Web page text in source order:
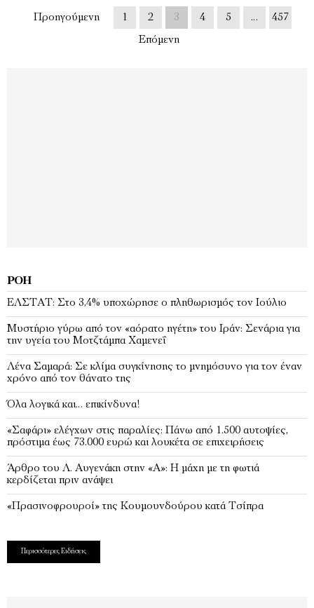
Προηγούμενη 1 2 3 4 5 …
457
Επόμενη
ΡΟΉ
EΛΣΤΑΤ: Στο 3,4% υποχώρησε ο πληθωρισμός τον Ιούλιο
Μυστήριο γύρω από τον «αόρατο ηγέτη» του Ιράν: Σενάρια για
την υγεία του Μοτζτάμπα Χαμενεΐ
Λένα Σαμαρά: Σε κλίμα συγκίνησης το μνημόσυνο για τον έναν
χρόνο από τον θάνατο της
Όλα λογικά και… επικίνδυνα!
«Σαφάρι» ελέγχων στις παραλίες: Πάνω από 1.500 αυτοψίες,
πρόστιμα έως 73.000 ευρώ και λουκέτα σε επιχειρήσεις
Άρθρο του Λ. Αυγενάκη στην «Α»: Η μάχη με τη φωτιά
κερδίζεται πριν ανάψει
«Πρασινοφρουροί» της Κουμουνδούρου κατά Τσίπρα
Περισσότερες Ειδήσεις